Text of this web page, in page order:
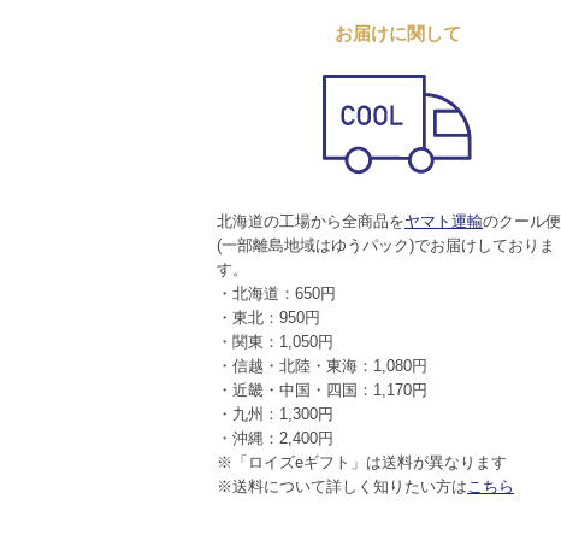
お届けに関して
北海道の工場から全商品をヤマト運輸のクール便
(一部離島地域はゆうパック)でお届けしておりま
す。
・北海道：650円
・東北：950円
・関東：1,050円
・信越・北陸・東海：1,080円
・近畿・中国・四国：1,170円
・九州：1,300円
・沖縄：2,400円
※「ロイズeギフト」は送料が異なります
※送料について詳しく知りたい方はこちら